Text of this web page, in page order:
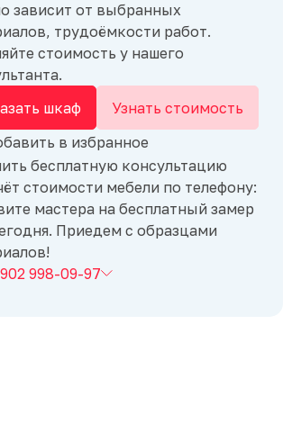
зависит от выбранных
трудоёмкости работ.
стоимость у нашего
шкаф
Узнать стоимость
в избранное
бесплатную консультацию
стоимости мебели по телефону:
мастера на бесплатный замер
Приедем с образцами
998-09-97